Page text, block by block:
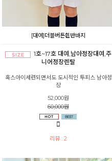
[대여]더블버튼흰반바지
1호~17호 대여,남아정장대여,주
니어정장렌탈
혹스아이세련되면서도 도시적인 투피스 남아정
장
52,000원
60,000원
리뷰 : 2